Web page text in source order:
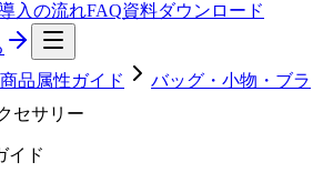
入の流れFAQ資料ダウンロード
品属性ガイド
バッグ・小物・ブラ
セサリー
イド